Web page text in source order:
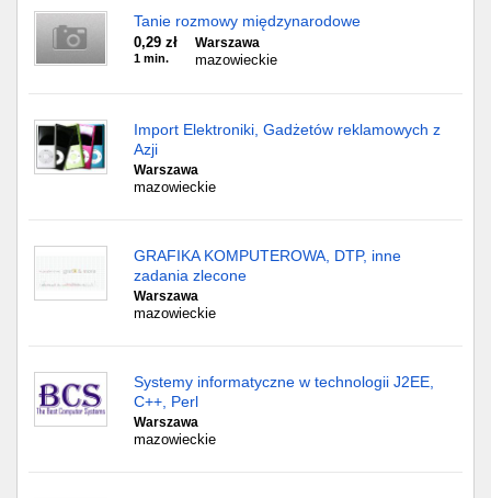
Tanie rozmowy międzynarodowe
0,29 zł
1 min.
Warszawa
mazowieckie
Import Elektroniki, Gadżetów reklamowych z
Azji
Warszawa
mazowieckie
GRAFIKA KOMPUTEROWA, DTP, inne
zadania zlecone
Warszawa
mazowieckie
Systemy informatyczne w technologii J2EE,
C++, Perl
Warszawa
mazowieckie